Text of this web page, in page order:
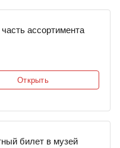
ассортимента
Открыть
билет в музей